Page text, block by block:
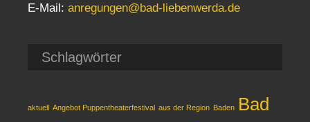
E-Mail: anregungen@bad-liebenwerda.de
Schlagwörter
aktuell Angebot Puppentheaterfestival aus der Region Baden Bad